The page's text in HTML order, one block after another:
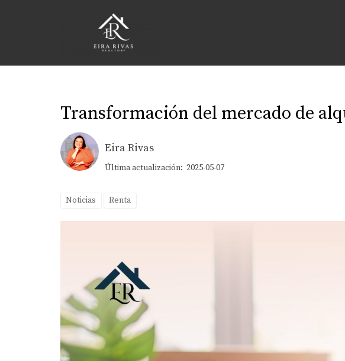
Transformación del mercado de
Eira Rivas
Última actualización: 2025-05-07
Noticias Renta